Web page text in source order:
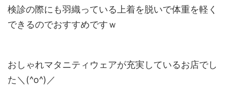
検診の際にも羽織っている上着を脱いで体重を軽く
できるのでおすすめですｗ
おしゃれマタニティウェアが充実しているお店でし
た＼(^o^)／